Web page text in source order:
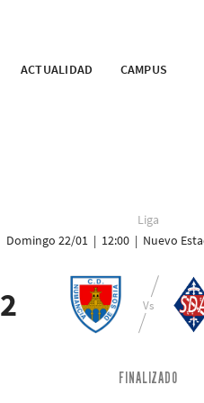
ACTUALIDAD CAMPUS
Liga
Domingo 22/01 | 12:00 | Nuevo
2
FINALIZADO